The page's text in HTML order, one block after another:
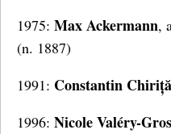
1975: Max Ackermann,
(n. 1887)
1991: Constantin Chiriță
1996: Nicole Valéry-